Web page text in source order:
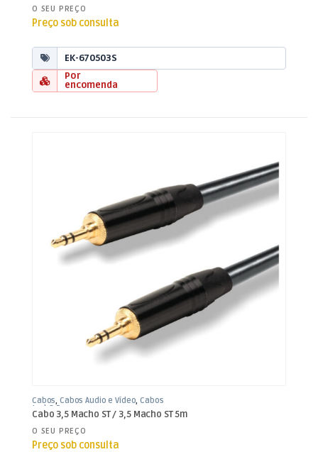
O SEU PREÇO
Preço sob consulta
EK-670503S
Por
encomenda
Cabos,Cabos Áudio e Vídeo,Cabos
Jack 3,5mm
Cabo 3,5 Macho ST / 3,5 Macho ST 5m
O SEU PREÇO
Preço sob consulta